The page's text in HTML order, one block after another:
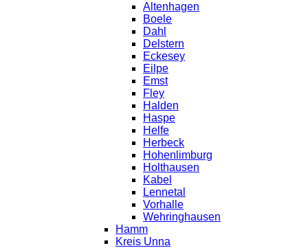
Altenhagen
Boele
Dahl
Delstern
Eckesey
Eilpe
Emst
Fley
Halden
Haspe
Helfe
Herbeck
Hohenlimburg
Holthausen
Kabel
Lennetal
Vorhalle
Wehringhausen
Hamm
Kreis Unna